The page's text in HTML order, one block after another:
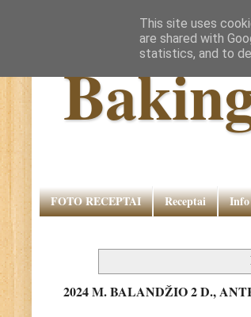
FOTO RECEPTAI Receptai Info
2024 M. BALANDŽIO 2 D.,
This site uses
are shared with
statistics, and to